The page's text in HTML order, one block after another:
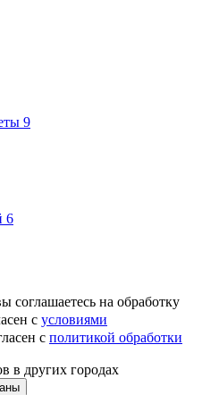
9
6
соглашаетесь на обработку
с условиями
с политикой обработки
в других городах